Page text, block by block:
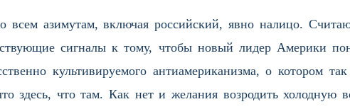
азимутам, включая российский, явно налицо.
сигналы к тому, чтобы новый лидер Америки
культивируемого антиамериканизма, о котором
здесь, что там. Как нет и желания возродить холодную